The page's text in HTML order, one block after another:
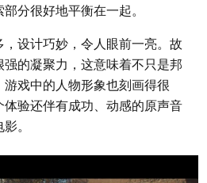
分很好地平衡在一起。
设计巧妙，令人眼前一亮。故
的凝聚力，这意味着不只是邦
戏中的人物形象也刻画得很
验还伴有成功、动感的原声音
。